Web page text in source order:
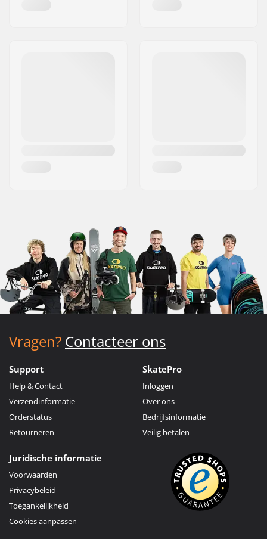
Vragen? Contacteer ons
Support
Help & Contact
Verzendinformatie
Orderstatus
Retourneren
SkatePro
Inloggen
Over ons
Bedrijfsinformatie
Veilig betalen
Juridische informatie
Voorwaarden
Privacybeleid
Toegankelijkheid
Cookies aanpassen